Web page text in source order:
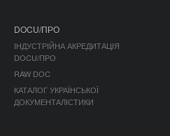
DOCU/ПРО
ІНДУСТРІЙНА АКРЕДИТАЦІЯ
DOCU/ПРО
RAW DOC
КАТАЛОГ УКРАЇНСЬКОЇ
ДОКУМЕНТАЛІСТИКИ